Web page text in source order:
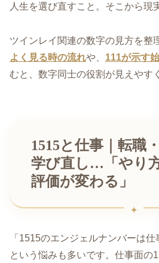
人生を選び直すこと。そこから現
ツインレイ関連の数字の見方を整
よく見る時の流れや、 111が示す
むと、数字同士の役割が見えやす
1515と仕事｜転職
学び直し…「やり
評価が変わる」
「1515のエンジェルナンバーは仕
という悩みも多いです。仕事面の